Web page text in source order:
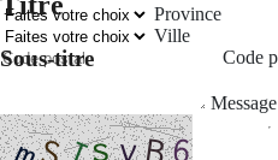
Sous-titre
Province
Ville
Code
Message